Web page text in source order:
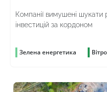
Компанії вимушені шукати
інвестицій за кордоном
Зелена енергетика